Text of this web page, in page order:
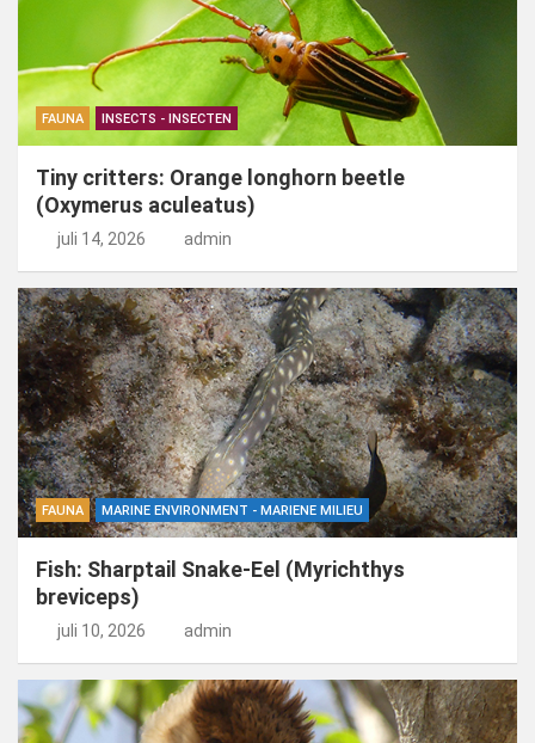
FAUNA INSECTS - INSECTEN
Tiny critters: Orange longhorn beetle
(Oxymerus aculeatus)
juli 14, 2026 admin
FAUNA MARINE ENVIRONMENT - MARIENE MILIEU
Fish: Sharptail Snake-Eel (Myrichthys
breviceps)
juli 10, 2026 admin